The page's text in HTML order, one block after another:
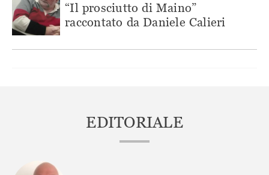
“Il prosciutto di Maino”
raccontato da Daniele Calieri
EDITORIALE